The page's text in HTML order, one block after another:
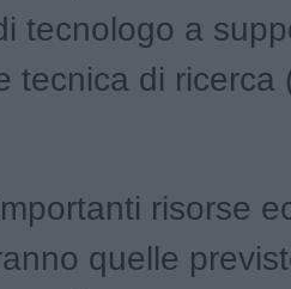
tecnologo a
tecnica di ricerca
risorse
quelle